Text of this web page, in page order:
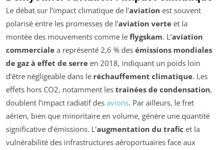
Le débat sur l’impact climatique de l’aviation est souvent
polarisé entre les promesses de l’aviation verte et la
montée des mouvements comme le flygskam. L’aviation
commerciale a représenté 2,6 % des émissions mondiales
de gaz à effet de serre en 2018, indiquant un poids loin
d’être négligeable dans le réchauffement climatique. Les
effets hors CO2, notamment les trainées de condensation,
doublent l’impact radiatif des avions. Par ailleurs, le fret
aérien, bien que minoritaire en volume, génère une quantité
significative d’émissions. L’augmentation du trafic et la
vulnérabilité des infrastructures aéroportuaires face aux